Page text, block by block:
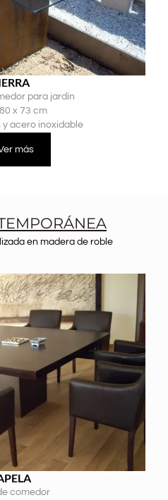
para jardín
x 73 cm
y acero inoxidable
más
en madera de roble
comedor